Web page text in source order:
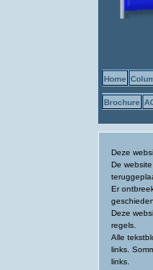
Home
Brochure
Deze
De
Er
Deze
regels.
Alle
links.
links.